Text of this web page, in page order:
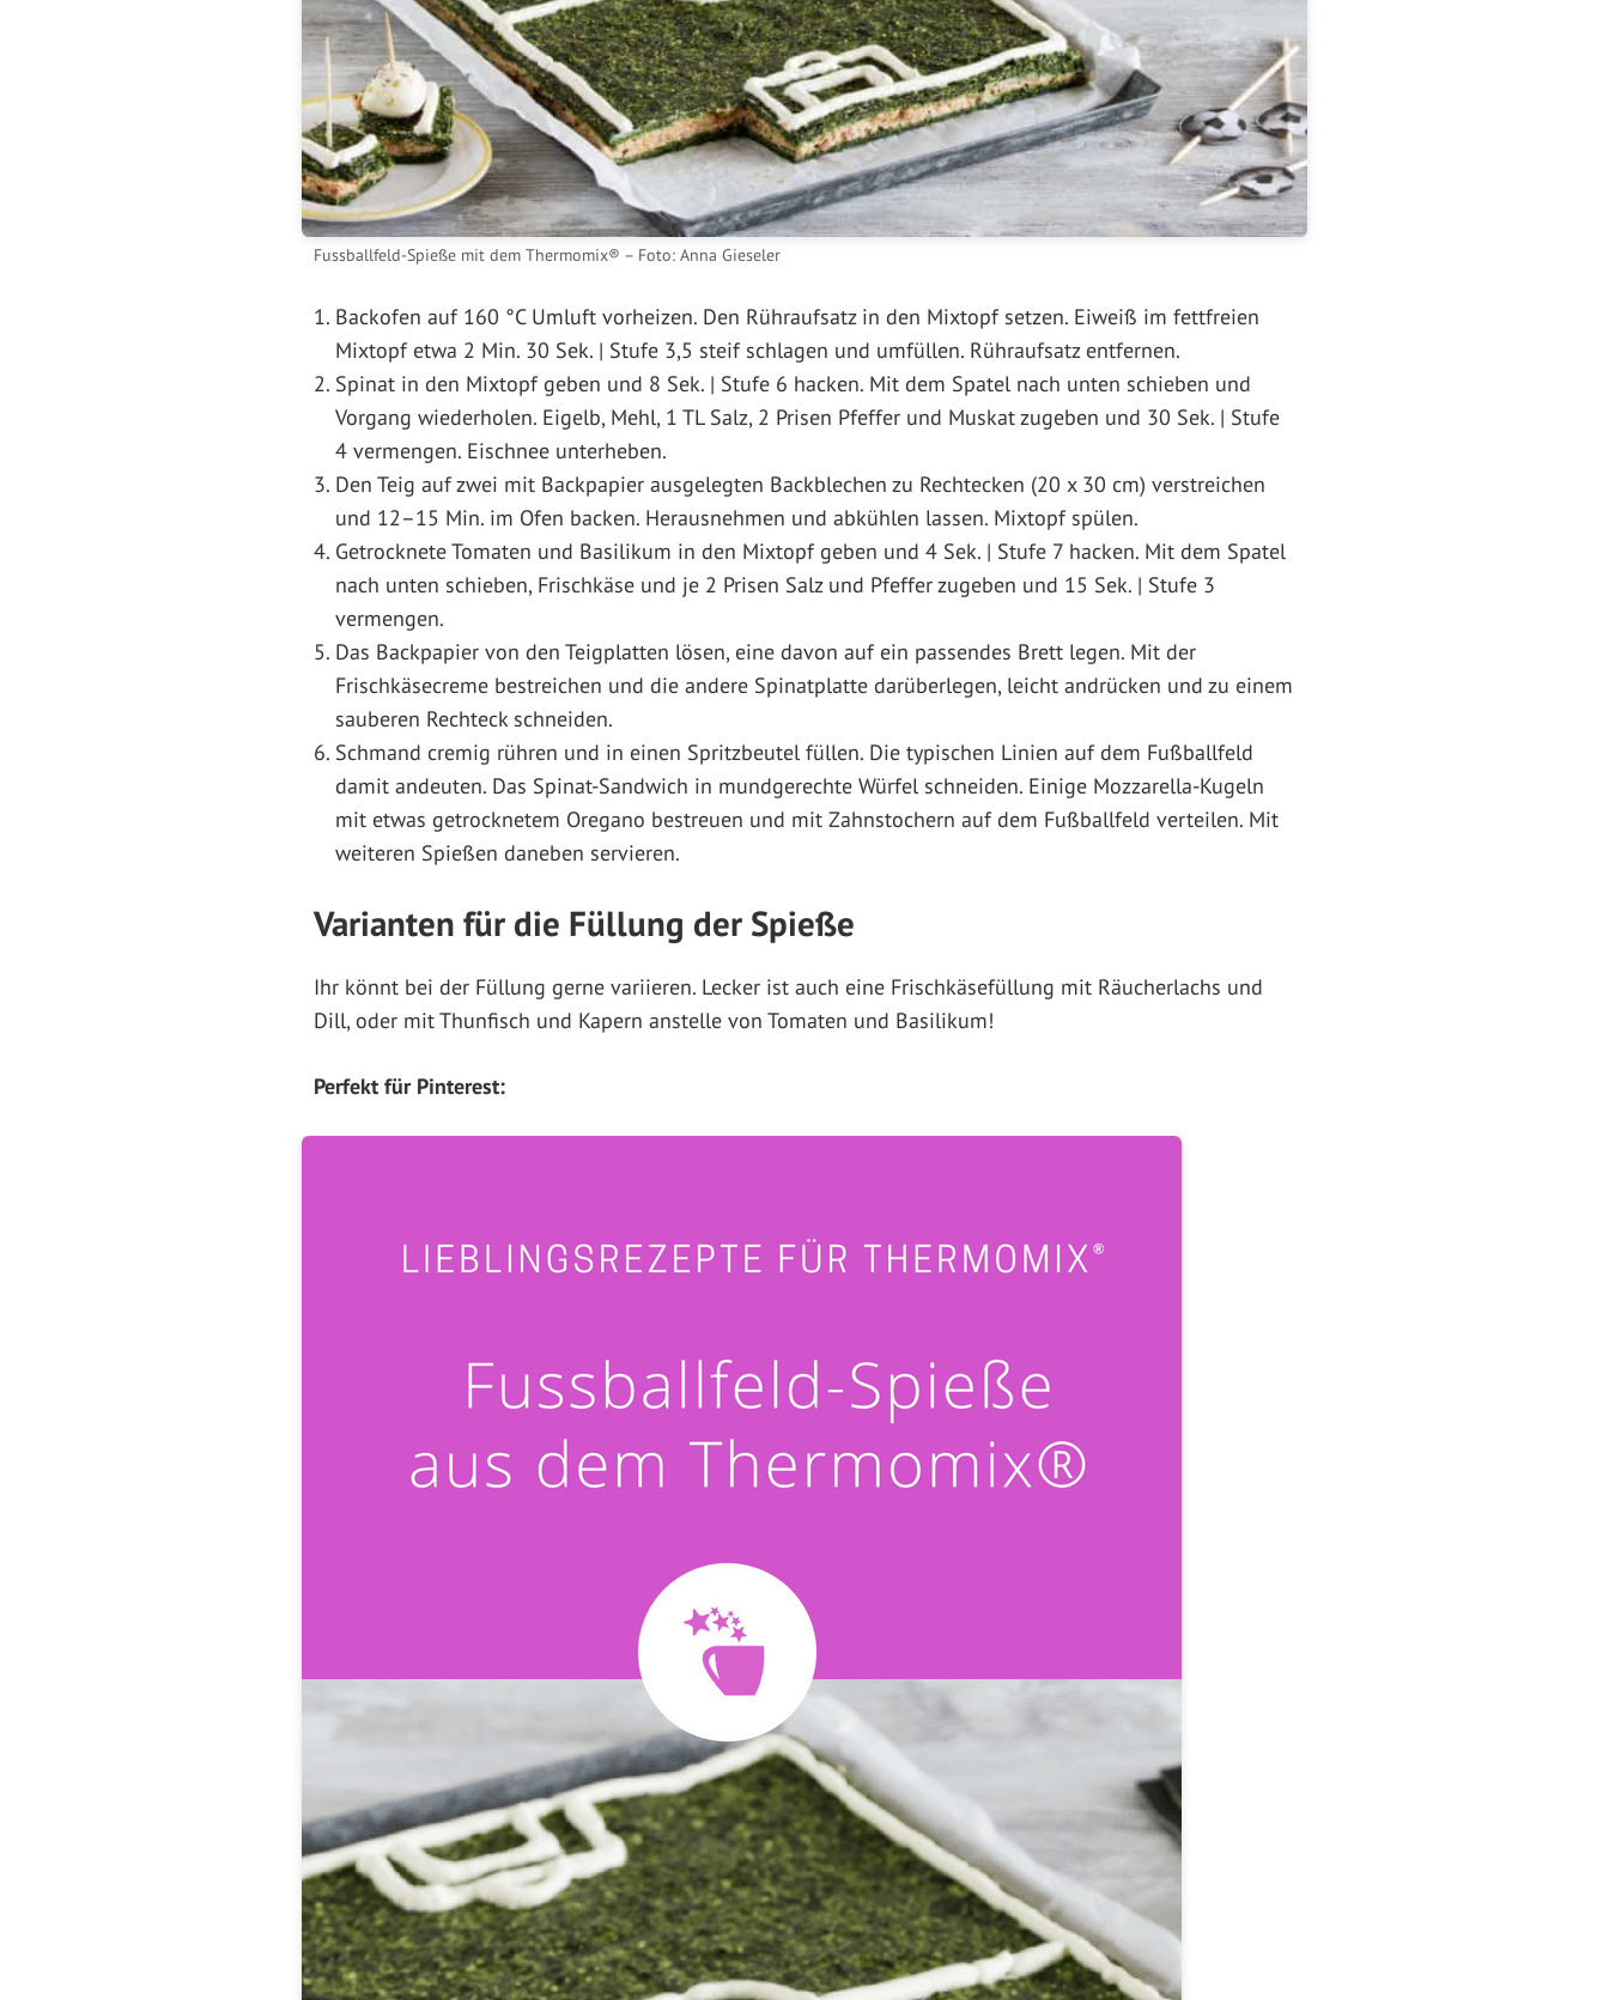
Fussballfeld-Spieße mit dem Thermomix® – Foto: Anna Gieseler
Backofen auf 160 °C Umluft vorheizen. Den Rühraufsatz in den Mixtopf setzen. Eiweiß im fettfreien
Mixtopf etwa 2 Min. 30 Sek. | Stufe 3,5 steif schlagen und umfüllen. Rühraufsatz entfernen.
Spinat in den Mixtopf geben und 8 Sek. | Stufe 6 hacken. Mit dem Spatel nach unten schieben und
Vorgang wiederholen. Eigelb, Mehl, 1 TL Salz, 2 Prisen Pfeffer und Muskat zugeben und 30 Sek. | Stufe
4 vermengen. Eischnee unterheben.
Den Teig auf zwei mit Backpapier ausgelegten Backblechen zu Rechtecken (20 x 30 cm) verstreichen
und 12–15 Min. im Ofen backen. Herausnehmen und abkühlen lassen. Mixtopf spülen.
Getrocknete Tomaten und Basilikum in den Mixtopf geben und 4 Sek. | Stufe 7 hacken. Mit dem Spatel
nach unten schieben, Frischkäse und je 2 Prisen Salz und Pfeffer zugeben und 15 Sek. | Stufe 3
vermengen.
Das Backpapier von den Teigplatten lösen, eine davon auf ein passendes Brett legen. Mit der
Frischkäsecreme bestreichen und die andere Spinatplatte darüberlegen, leicht andrücken und zu einem
sauberen Rechteck schneiden.
Schmand cremig rühren und in einen Spritzbeutel füllen. Die typischen Linien auf dem Fußballfeld
damit andeuten. Das Spinat-Sandwich in mundgerechte Würfel schneiden. Einige Mozzarella-Kugeln
mit etwas getrocknetem Oregano bestreuen und mit Zahnstochern auf dem Fußballfeld verteilen. Mit
weiteren Spießen daneben servieren.
Varianten für die Füllung der Spieße
Ihr könnt bei der Füllung gerne variieren. Lecker ist auch eine Frischkäsefüllung mit Räucherlachs und
Dill, oder mit Thunfisch und Kapern anstelle von Tomaten und Basilikum!
Perfekt für Pinterest: